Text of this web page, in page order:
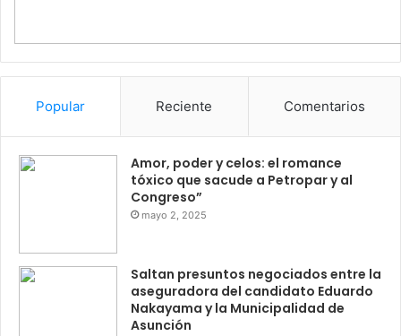
Popular Reciente Comentarios
Amor, poder y celos: el romance
tóxico que sacude a Petropar y al
Congreso”
mayo 2, 2025
Saltan presuntos negociados entre la
aseguradora del candidato Eduardo
Nakayama y la Municipalidad de
Asunción